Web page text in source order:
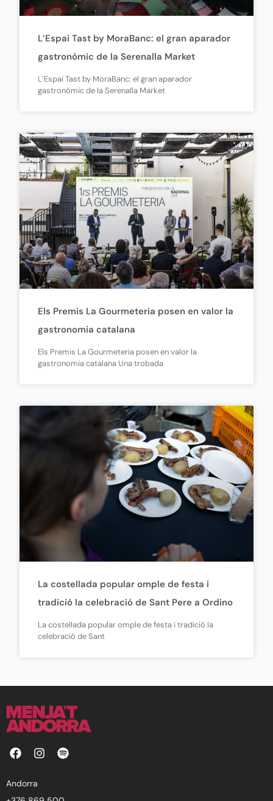
L’Espai Tast by MoraBanc: el gran aparador
gastronòmic de la Serenalla Market
L’Espai Tast by MoraBanc: el gran aparador
gastronòmic de la Serenalla Market
Els Premis La Gourmeteria posen en valor la
gastronomia catalana
Els Premis La Gourmeteria posen en valor la
gastronomia catalana Una trobada
La costellada popular omple de festa i
tradició la celebració de Sant Pere a Ordino
La costellada popular omple de festa i tradició la
celebració de Sant
F
a
e
b
I
n
a
S
p
i
Andorra